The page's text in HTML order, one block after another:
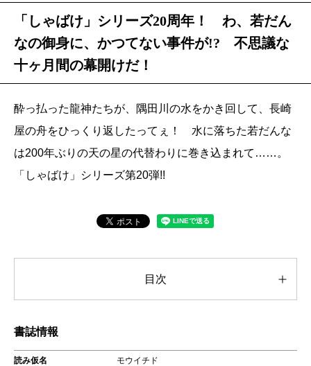
「しゃばけ」シリーズ20周年！ わ、若だん
なの御身に、かつてない事件が!? 不思議な
十ヶ月間の幕開けだ！
酔っ払った龍神たちが、隅田川の水をかき回して、長崎
屋の舟をひっくり返したってぇ！ 水に落ちた若だんな
は200年ぶりの天の星の代替わりに巻き込まれて……。
「しゃばけ」シリーズ第20弾!!
目次
書誌情報
読み仮名 モウイチド